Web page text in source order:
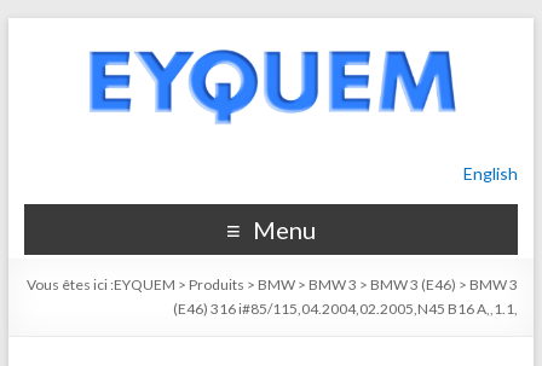
English
Menu
Vous êtes ici :EYQUEM > Produits > BMW > BMW 3 > BMW 3 (E46) > BMW 3
(E46) 316 i#85/115,04.2004,02.2005,N45 B16 A,,1.1,